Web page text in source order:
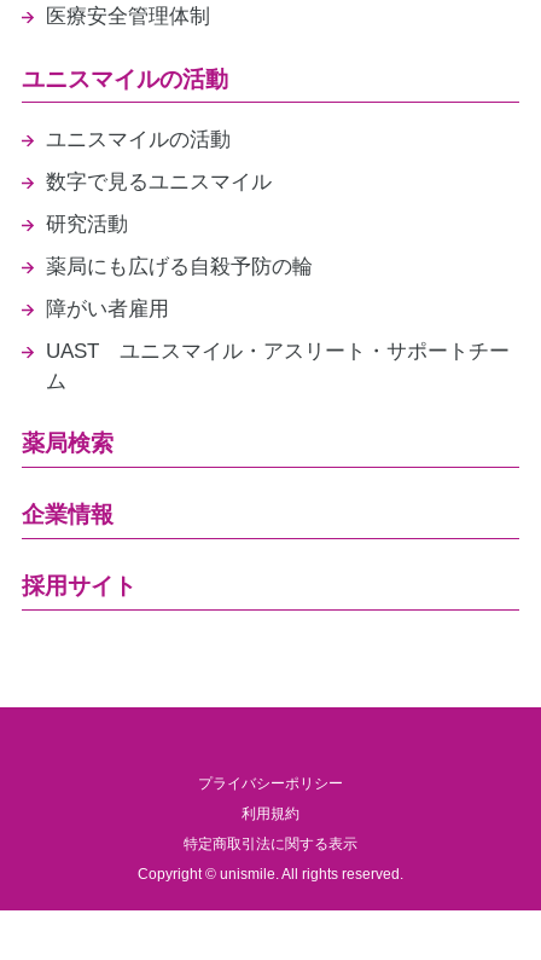
医療安全管理体制
ユニスマイルの活動
ユニスマイルの活動
数字で見るユニスマイル
研究活動
薬局にも広げる自殺予防の輪
障がい者雇用
UAST ユニスマイル・アスリート・サポートチー
ム
薬局検索
企業情報
採用サイト
プライバシーポリシー
利用規約
特定商取引法に関する表示
Copyright © unismile. All rights reserved.